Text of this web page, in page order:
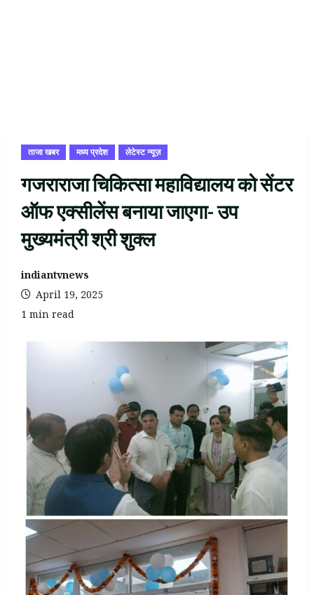
ताजा खबर मध्य प्रदेश लेटेस्ट न्यूज़
गजराराजा चिकित्सा महाविद्यालय को सेंटर
ऑफ एक्सीलेंस बनाया जाएगा- उप
मुख्यमंत्री श्री शुक्ल
indiantvnews
April 19, 2025
1 min read